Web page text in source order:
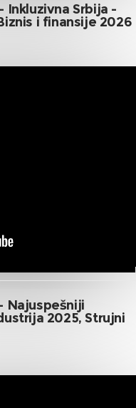
Inkluzivna Srbija -
i finansije 2026
Najuspešniji
2025, Strujni